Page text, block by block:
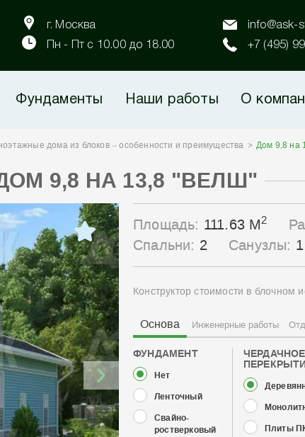
г. Москва
Пн - Пт с 10.00 до 18.00
info@ask-
+7 (495)
Фундаменты Наши работы О
дома из блоков – особенности и преимущества Дом 9,8 на
9,8 НА 13,8 "ВЕЛШ"
Площадь: 111.63 М2
Спальни: 2 Санузлы: 1
Конструктор стоимости в блочном
Основа Инженерные работы
ФУНДАМЕНТ
Нет
Ленточный
Свайно-
ростверковый
ЧЕРДАЧНОЕ
Плиты